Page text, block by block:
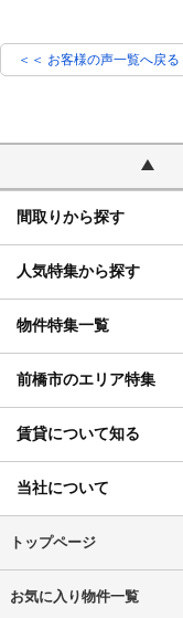
＜＜ お客様の声一覧へ戻る
間取りから探す
人気特集から探す
物件特集一覧
前橋市のエリア特集
賃貸について知る
当社について
トップページ
お気に入り物件一覧